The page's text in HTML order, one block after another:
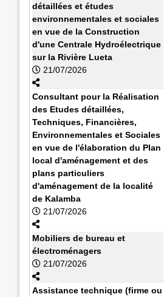
détaillées et études
environnementales et sociales
en vue de la Construction
d'une Centrale Hydroélectrique
sur la Rivière Lueta
21/07/2026
Consultant pour la Réalisation
des Etudes détaillées,
Techniques, Financières,
Environnementales et Sociales
en vue de l'élaboration du Plan
local d'aménagement et des
plans particuliers
d'aménagement de la localité
de Kalamba
21/07/2026
Mobiliers de bureau et
électroménagers
21/07/2026
Assistance technique (firme ou